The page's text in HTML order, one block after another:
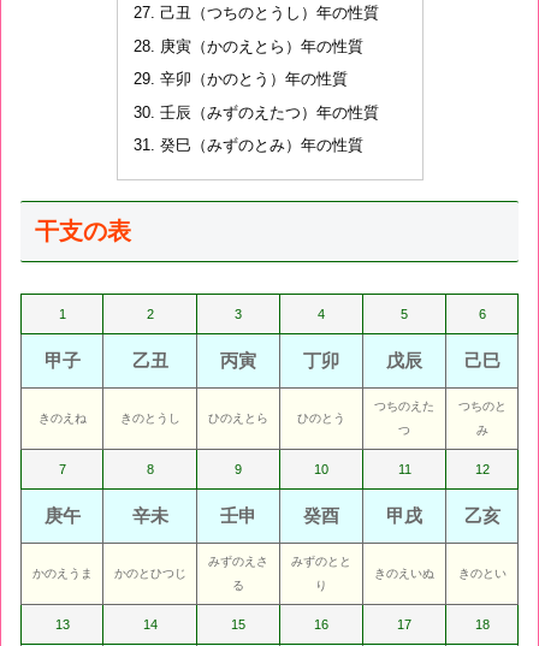
己丑（つちのとうし）年の性質
庚寅（かのえとら）年の性質
辛卯（かのとう）年の性質
壬辰（みずのえたつ）年の性質
癸巳（みずのとみ）年の性質
干支の表
1 2 3 4 5 6
甲子 乙丑 丙寅 丁卯 戊辰 己巳
きのえね きのとうし ひのえとら ひのとう
つちのえた
つ
つちのと
み
7 8 9 10 11 12
庚午 辛未 壬申 癸酉 甲戌 乙亥
かのえうま かのとひつじ
みずのえさ
る
みずのとと
り
きのえいぬ きのとい
13 14 15 16 17 18